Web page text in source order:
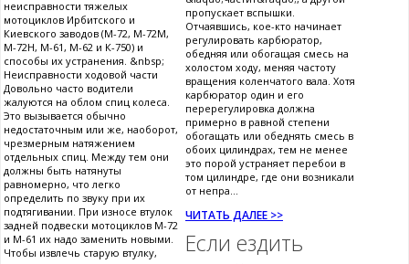
неисправности тяжелых
мотоциклов Ирбитского и
Киевского заводов (М-72, М-72М,
М-72Н, М-61, М-62 и К-750) и
способы их устранения. &nbsp;
Неисправности ходовой части
Довольно часто водители
жалуются на облом спиц колеса.
Это вызывается обычно
недостаточным или же, наоборот,
чрезмерным натяжением
отдельных спиц. Между тем они
должны быть натянуты
равномерно, что легко
определить по звуку при их
подтягивании. При износе втулок
задней подвески мотоциклов М-72
и М-61 их надо заменить новыми.
Чтобы извлечь старую втулку,
пропускает вспышки.
Отчаявшись, кое-кто начинает
регулировать карбюратор,
обедняя или обогащая смесь на
холостом ходу, меняя частоту
вращения коленчатого вала. Хотя
карбюратор один и его
перерегулировка должна
примерно в равной степени
обогащать или обеднять смесь в
обоих цилиндрах, тем не менее
это порой устраняет перебои в
том цилиндре, где они возникали
от непра...
ЧИТАТЬ ДАЛЕЕ >>
Если ездить